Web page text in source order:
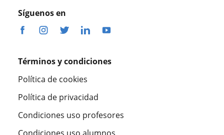
Síguenos en
Términos y condiciones
Política de cookies
Política de privacidad
Condiciones uso profesores